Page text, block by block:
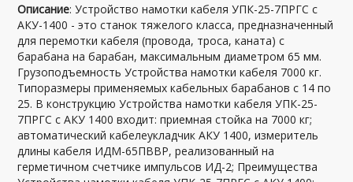
Описание: Устройство намотки кабеля УПК-25-7ПРГС с
АКУ-1400 - это станок тяжелого класса, предназначенный
для перемотки кабеля (провода, троса, каната) с
барабана на барабан, максимальным диаметром 65 мм.
Грузоподъемность Устройства намотки кабеля 7000 кг.
Типоразмеры применяемых кабельных барабанов с 14 по
25. В конструкцию Устройства намотки кабеля УПК-25-
7ПРГС с АКУ 1400 входит: приемная стойка на 7000 кг;
автоматический кабелеукладчик АКУ 1400, измеритель
длины кабеля ИДМ-65ПВВР, реализованный на
герметичном счетчике импульсов ИД-2; Преимущества